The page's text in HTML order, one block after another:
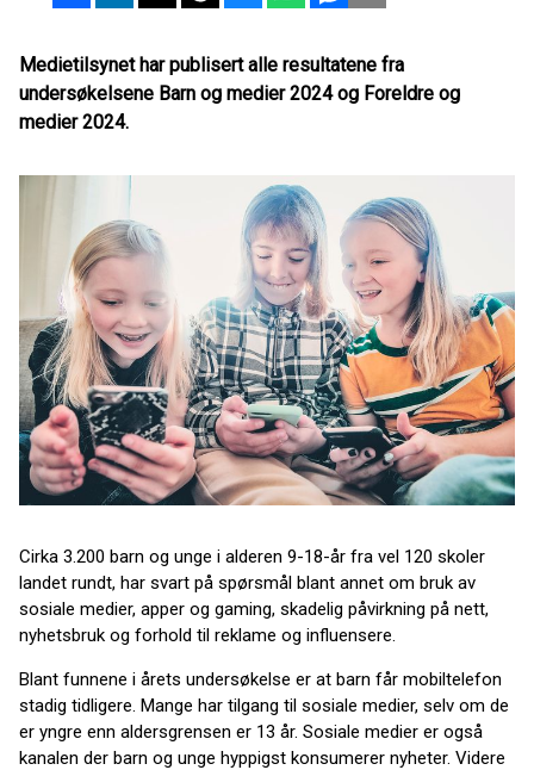
Medietilsynet har publisert alle resultatene fra
undersøkelsene Barn og medier 2024 og Foreldre og
medier 2024.
Cirka 3.200 barn og unge i alderen 9-18-år fra vel 120 skoler
landet rundt, har svart på spørsmål blant annet om bruk av
sosiale medier, apper og gaming, skadelig påvirkning på nett,
nyhetsbruk og forhold til reklame og influensere.
Blant funnene i årets undersøkelse er at barn får mobiltelefon
stadig tidligere. Mange har tilgang til sosiale medier, selv om de
er yngre enn aldersgrensen er 13 år. Sosiale medier er også
kanalen der barn og unge hyppigst konsumerer nyheter. Videre